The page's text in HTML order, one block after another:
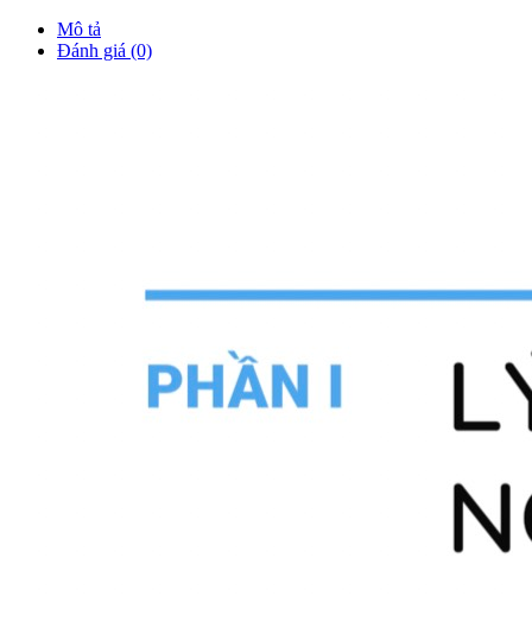
Mô tả
Đánh giá (0)